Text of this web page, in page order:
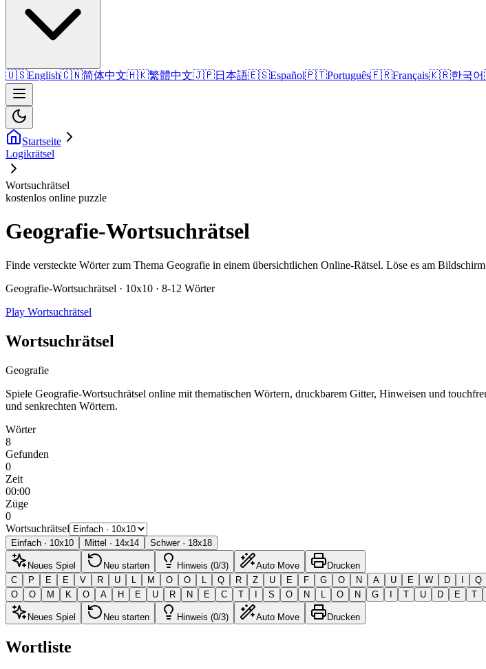
🇺🇸English🇨🇳简体中文🇭🇰繁體中文🇯🇵日本語🇪🇸Español🇵🇹Português🇫🇷Français🇰🇷한국어
Startseite
Logikrätsel
Wortsuchrätsel
kostenlos online puzzle
Geografie-Wortsuchrätsel
Finde versteckte Wörter zum Thema Geografie in einem übersichtlichen Online-Rätsel. Löse es am
Geografie-Wortsuchrätsel · 10x10 · 8-12 Wörter
Play Wortsuchrätsel
Wortsuchrätsel
Geografie
Spiele Geografie-Wortsuchrätsel online mit thematischen Wörtern, druckbarem Gitter, Hinweisen und
und senkrechten Wörtern.
Wörter
8
Gefunden
0
Zeit
00:00
Züge
0
Wortsuchrätsel
Einfach · 10x10 Mittel · 14x14 Schwer· 18x18
Neues Spiel Neu starten Hinweis (0/3) Auto Move
Drucken
C
P E E V R U L M O O L Q R Z U E F G O N A U E W D I Q
O
O M K O A H E U R N E C T I S O N L O N G I T U D E T
Neues Spiel Neu starten Hinweis (0/3) Auto Move Drucken
Wortliste